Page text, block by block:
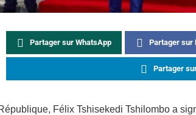
Partager sur WhatsApp Partager sur
Partager
Félix Tshisekedi Tshilombo a